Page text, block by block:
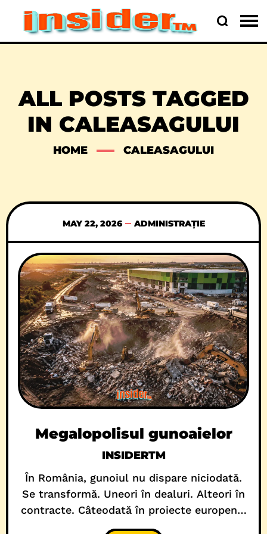
ALL POSTS TAGGED
IN CALEASAGULUI
HOME CALEASAGULUI
MAY 22, 2026 ADMINISTRAȚIE
Megalopolisul gunoaielor
INSIDERTM
În România, gunoiul nu dispare niciodată.
Se transformă. Uneori în dealuri. Alteori în
contracte. Câteodată în proiecte europene,
cu titluri verzi și randări curate, unde